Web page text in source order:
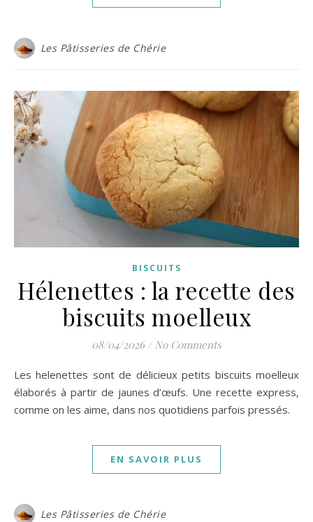
Les Pâtisseries de Chérie
BISCUITS
Hélenettes : la recette des
biscuits moelleux
08/04/2026 / No Comments
Les helenettes sont de délicieux petits biscuits moelleux
élaborés à partir de jaunes d’œufs. Une recette express,
comme on les aime, dans nos quotidiens parfois pressés.
EN SAVOIR PLUS
Les Pâtisseries de Chérie